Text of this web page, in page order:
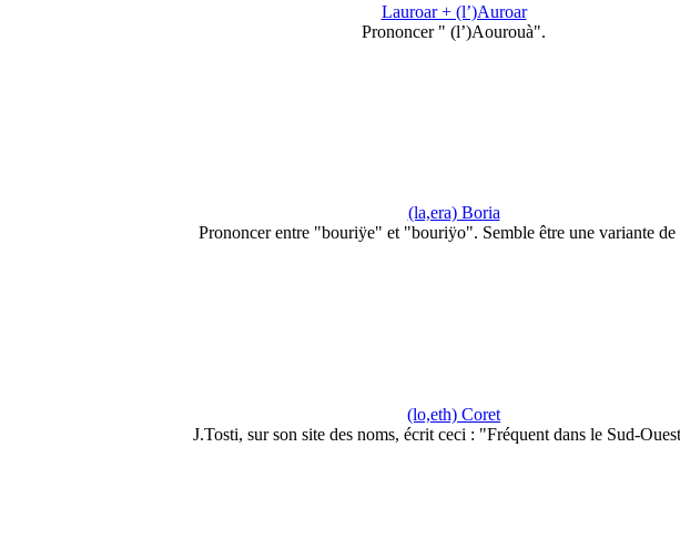
Lauroar + (l’)Auroar
Prononcer " (l’)Aourouà".
(la,era) Boria
Prononcer entre "bouriÿe" et "bouriÿo". Semble être une variante
(lo,eth) Coret
J.Tosti, sur son site des noms, écrit ceci : "Fréquent dans le Sud-